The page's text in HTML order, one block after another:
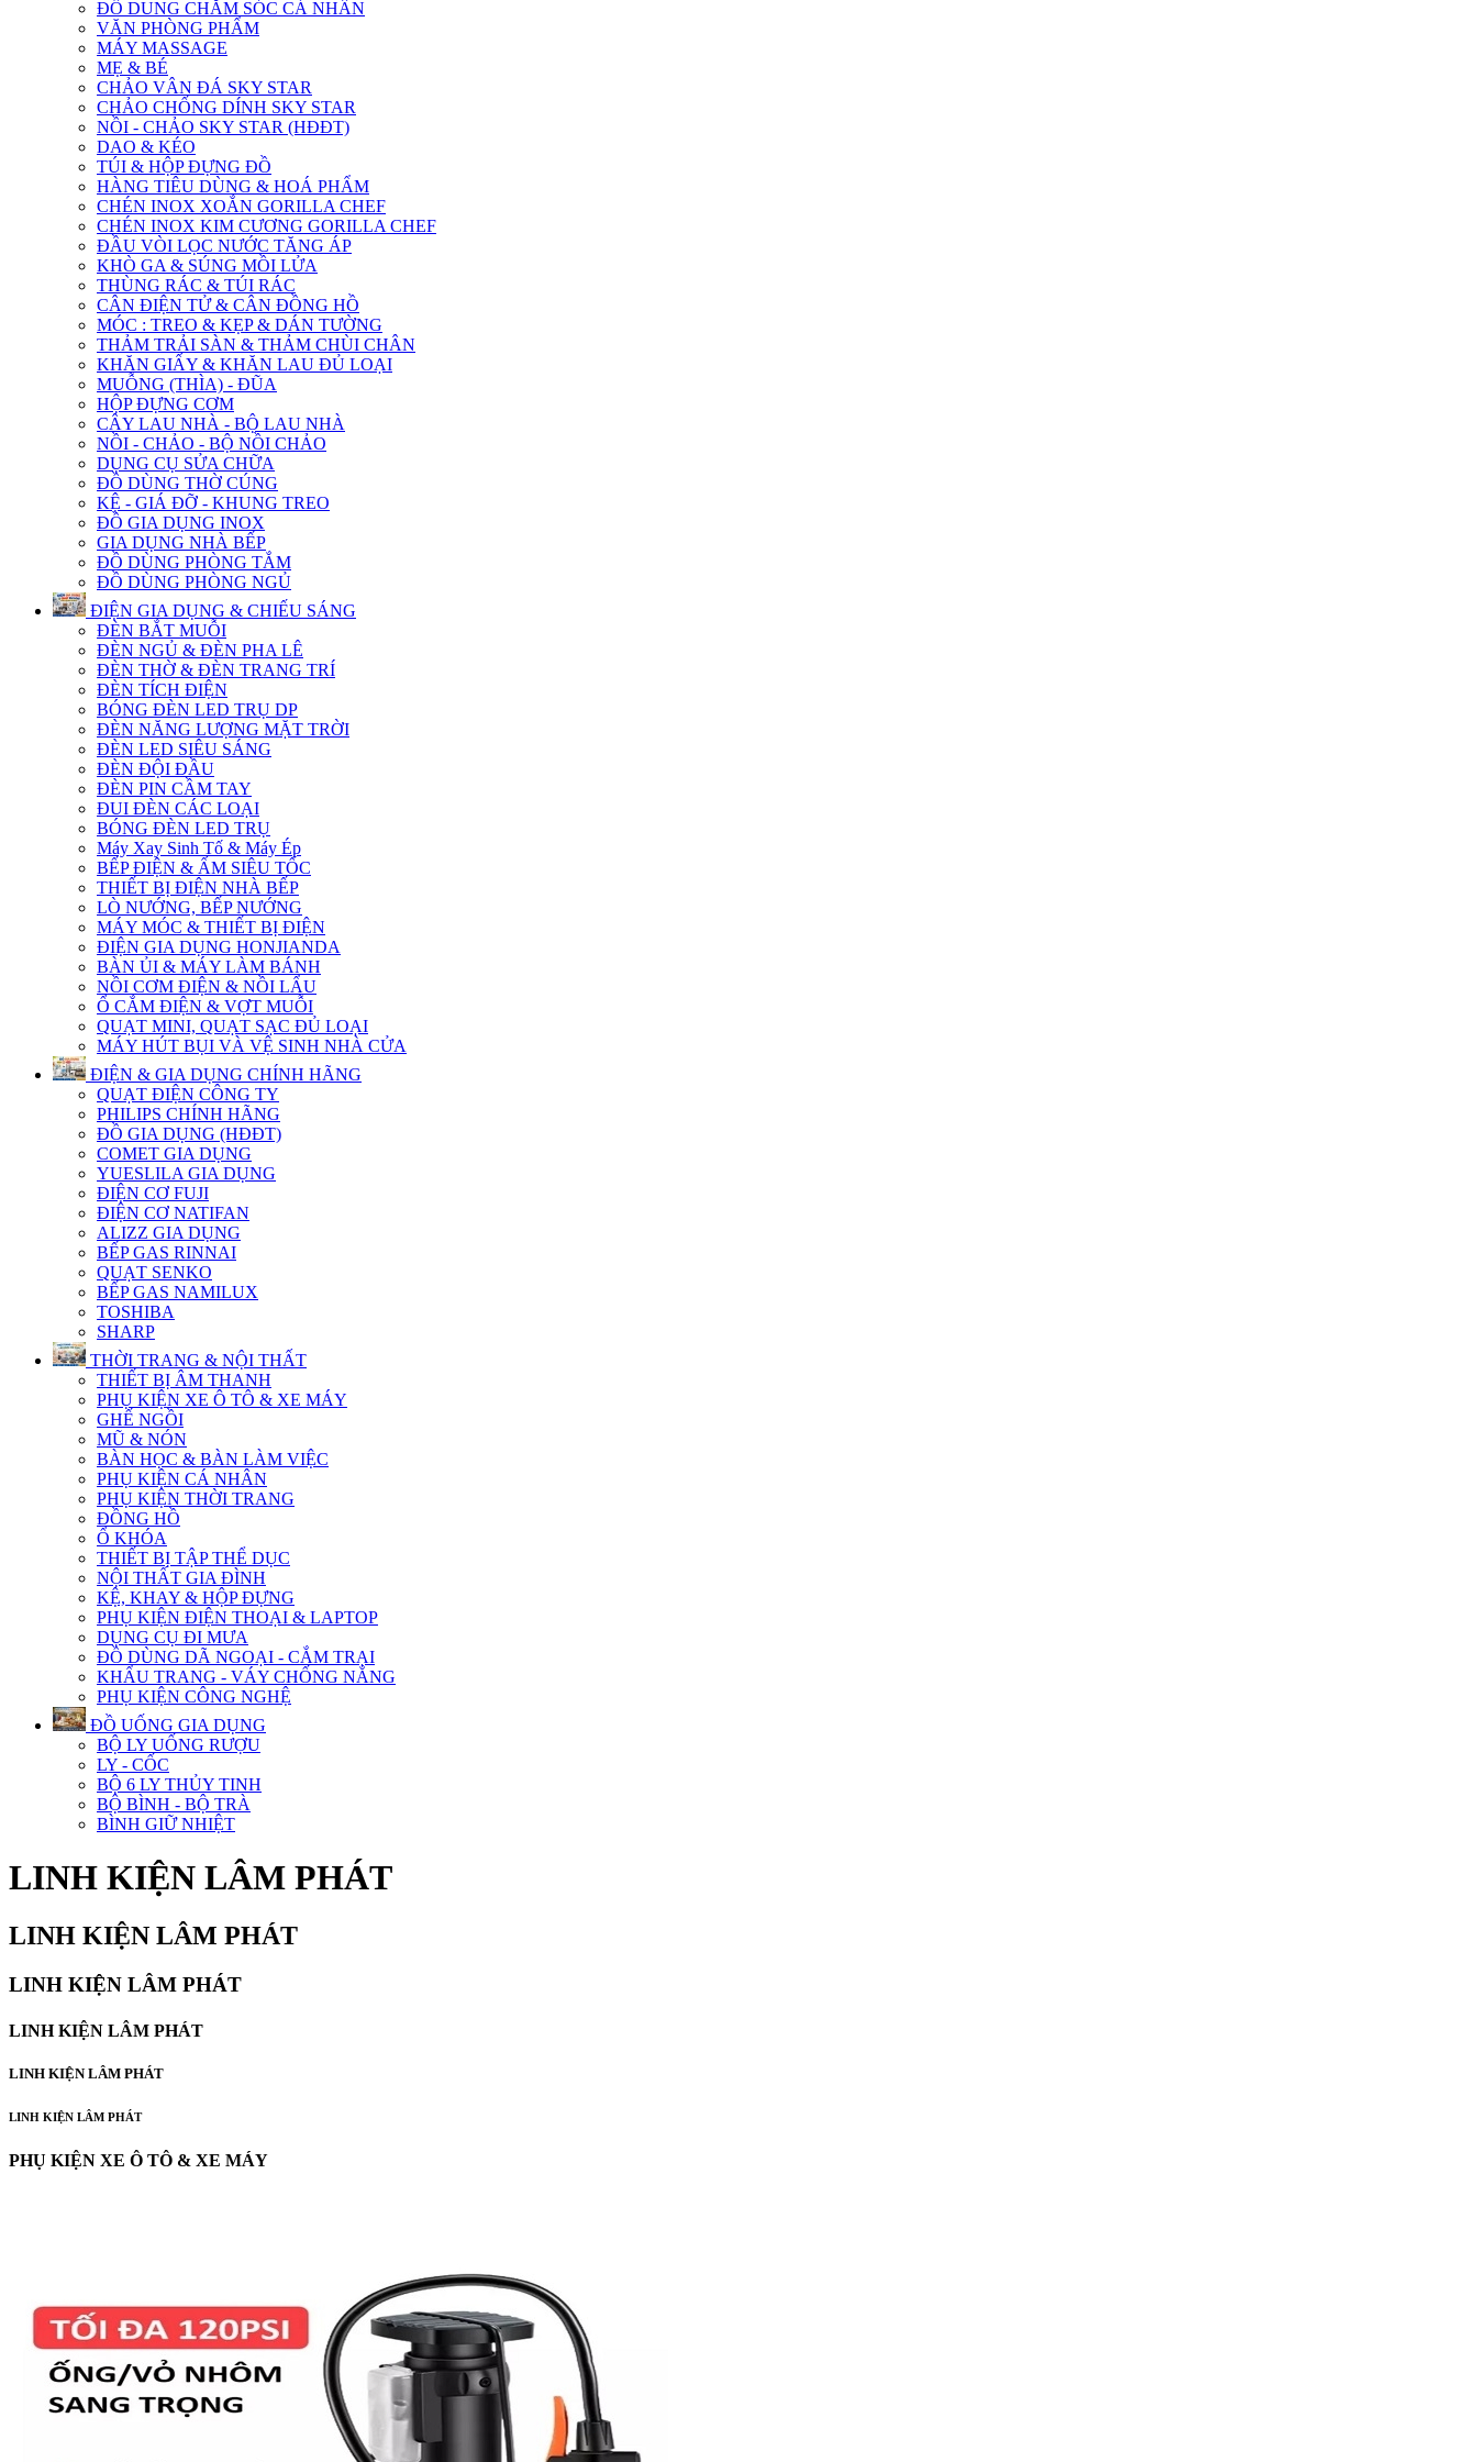
ĐỒ DUNG CHĂM SÓC CÁ NHÂN
VĂN PHÒNG PHẨM
MÁY MASSAGE
MẸ & BÉ
CHẢO VÂN ĐÁ SKY STAR
CHẢO CHỐNG DÍNH SKY STAR
NỒI - CHẢO SKY STAR (HĐĐT)
DAO & KÉO
TÚI & HỘP ĐỰNG ĐỒ
HÀNG TIÊU DÙNG & HOÁ PHẨM
CHÉN INOX XOẮN GORILLA CHEF
CHÉN INOX KIM CƯƠNG GORILLA CHEF
ĐẦU VÒI LỌC NƯỚC TĂNG ÁP
KHÒ GA & SÚNG MỒI LỬA
THÙNG RÁC & TÚI RÁC
CÂN ĐIỆN TỬ & CÂN ĐỒNG HỒ
MÓC : TREO & KẸP & DÁN TƯỜNG
THẢM TRẢI SÀN & THẢM CHÙI CHÂN
KHĂN GIẤY & KHĂN LAU ĐỦ LOẠI
MUỖNG (THÌA) - ĐŨA
HỘP ĐỰNG CƠM
CÂY LAU NHÀ - BỘ LAU NHÀ
NỒI - CHẢO - BỘ NỒI CHẢO
DỤNG CỤ SỬA CHỮA
ĐỒ DÙNG THỜ CÚNG
KỆ - GIÁ ĐỠ - KHUNG TREO
ĐỒ GIA DỤNG INOX
GIA DỤNG NHÀ BẾP
ĐỒ DÙNG PHÒNG TẮM
ĐỒ DÙNG PHÒNG NGỦ
ĐIỆN GIA DỤNG & CHIẾU SÁNG
ĐÈN BẮT MUỖI
ĐÈN NGỦ & ĐÈN PHA LÊ
ĐÈN THỜ & ĐÈN TRANG TRÍ
ĐÈN TÍCH ĐIỆN
BÓNG ĐÈN LED TRỤ DP
ĐÈN NĂNG LƯỢNG MẶT TRỜI
ĐÈN LED SIÊU SÁNG
ĐÈN ĐỘI ĐẦU
ĐÈN PIN CẦM TAY
ĐUI ĐÈN CÁC LOẠI
BÓNG ĐÈN LED TRỤ
Máy Xay Sinh Tố & Máy Ép
BẾP ĐIỆN & ẤM SIÊU TỐC
THIẾT BỊ ĐIỆN NHÀ BẾP
LÒ NƯỚNG, BẾP NƯỚNG
MÁY MÓC & THIẾT BỊ ĐIỆN
ĐIỆN GIA DỤNG HONJIANDA
BÀN ỦI & MÁY LÀM BÁNH
NỒI CƠM ĐIỆN & NỒI LẨU
Ổ CẮM ĐIỆN & VỢT MUỖI
QUẠT MINI, QUẠT SẠC ĐỦ LOẠI
MÁY HÚT BỤI VÀ VỆ SINH NHÀ CỬA
ĐIỆN & GIA DỤNG CHÍNH HÃNG
QUẠT ĐIỆN CÔNG TY
PHILIPS CHÍNH HÃNG
ĐỒ GIA DỤNG (HĐĐT)
COMET GIA DỤNG
YUESLILA GIA DỤNG
ĐIỆN CƠ FUJI
ĐIỆN CƠ NATIFAN
ALIZZ GIA DỤNG
BẾP GAS RINNAI
QUẠT SENKO
BẾP GAS NAMILUX
TOSHIBA
SHARP
THỜI TRANG & NỘI THẤT
THIẾT BỊ ÂM THANH
PHỤ KIỆN XE Ô TÔ & XE MÁY
GHẾ NGỒI
MŨ & NÓN
BÀN HỌC & BÀN LÀM VIỆC
PHỤ KIỆN CÁ NHÂN
PHỤ KIỆN THỜI TRANG
ĐỒNG HỒ
Ổ KHÓA
THIẾT BỊ TẬP THỂ DỤC
NỘI THẤT GIA ĐÌNH
KỆ, KHAY & HỘP ĐỰNG
PHỤ KIỆN ĐIỆN THOẠI & LAPTOP
DỤNG CỤ ĐI MƯA
ĐỒ DÙNG DÃ NGOẠI - CẮM TRẠI
KHẨU TRANG - VÁY CHỐNG NẮNG
PHỤ KIỆN CÔNG NGHỆ
ĐỒ UỐNG GIA DỤNG
BỘ LY UỐNG RƯỢU
LY - CỐC
BỘ 6 LY THỦY TINH
BỘ BÌNH - BỘ TRÀ
BÌNH GIỮ NHIỆT
LINH KIỆN LÂM PHÁT
LINH KIỆN LÂM PHÁT
LINH KIỆN LÂM PHÁT
LINH KIỆN LÂM PHÁT
LINH KIỆN LÂM PHÁT
LINH KIỆN LÂM PHÁT
PHỤ KIỆN XE Ô TÔ & XE MÁY